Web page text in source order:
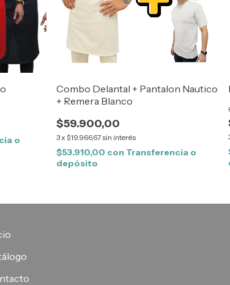
o
Combo Delantal + Pantalon Nautico
+ Remera Blanco
$59.900,00
3 x $19.966,67 sin interés
$53.910,00 con Transferencia o
depósito